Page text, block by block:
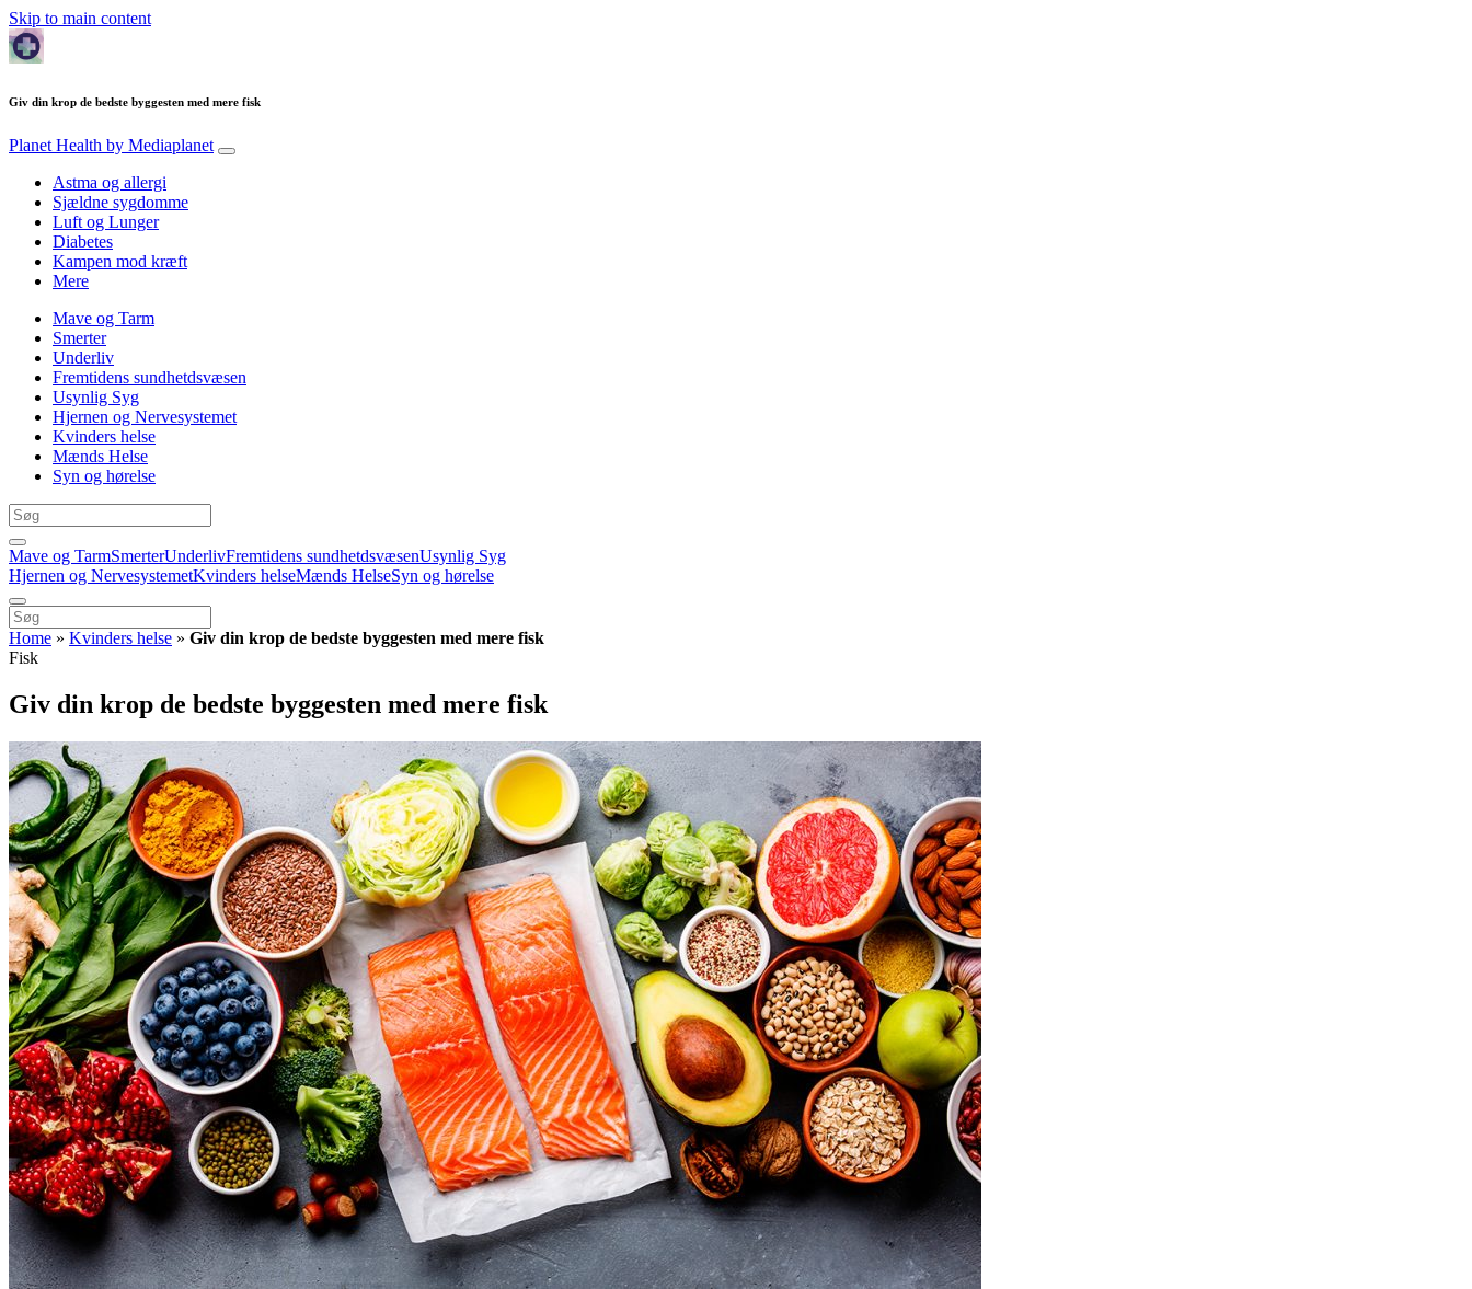
Skip to main content
Giv din krop de bedste byggesten med mere fisk
Planet Health by Mediaplanet
Astma og allergi
Sjældne sygdomme
Luft og Lunger
Diabetes
Kampen mod kræft
Mere
Mave og Tarm
Smerter
Underliv
Fremtidens sundhetdsvæsen
Usynlig Syg
Hjernen og Nervesystemet
Kvinders helse
Mænds Helse
Syn og hørelse
Mave og TarmSmerterUnderlivFremtidens sundhetdsvæsenUsynlig Syg
Hjernen og NervesystemetKvinders helseMænds HelseSyn og hørelse
Home » Kvinders helse » Giv din krop de bedste byggesten med mere fisk
Fisk
Giv din krop de bedste byggesten med mere fisk